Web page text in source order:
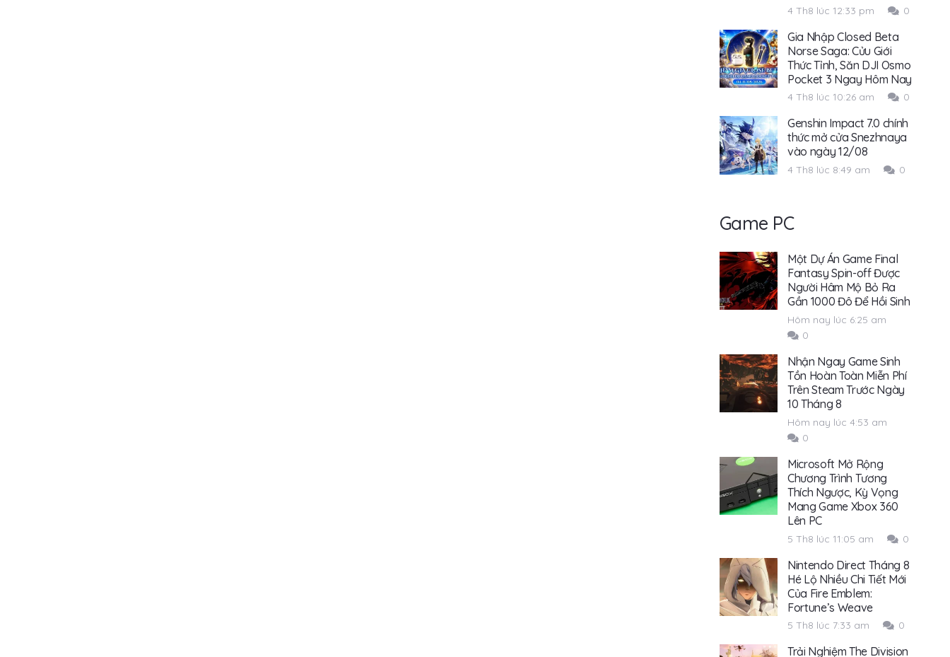
4 Th8 lúc 12:33 pm 0
Gia Nhập Closed Beta
Norse Saga: Cửu Giới
Thức Tỉnh, Săn DJI Osmo
Pocket 3 Ngay Hôm Nay
4 Th8 lúc 10:26 am 0
Genshin Impact 7.0 chính
thức mở cửa Snezhnaya
vào ngày 12/08
4 Th8 lúc 8:49 am 0
Game PC
Một Dự Án Game Final
Fantasy Spin-off Được
Người Hâm Mộ Bỏ Ra
Gần 1000 Đô Để Hồi Sinh
Hôm nay lúc 6:25 am
0
Nhận Ngay Game Sinh
Tồn Hoàn Toàn Miễn Phí
Trên Steam Trước Ngày
10 Tháng 8
Hôm nay lúc 4:53 am
0
Microsoft Mở Rộng
Chương Trình Tương
Thích Ngược, Kỳ Vọng
Mang Game Xbox 360
Lên PC
5 Th8 lúc 11:05 am 0
Nintendo Direct Tháng 8
Hé Lộ Nhiều Chi Tiết Mới
Của Fire Emblem:
Fortune’s Weave
5 Th8 lúc 7:33 am 0
Trải Nghiệm The Division